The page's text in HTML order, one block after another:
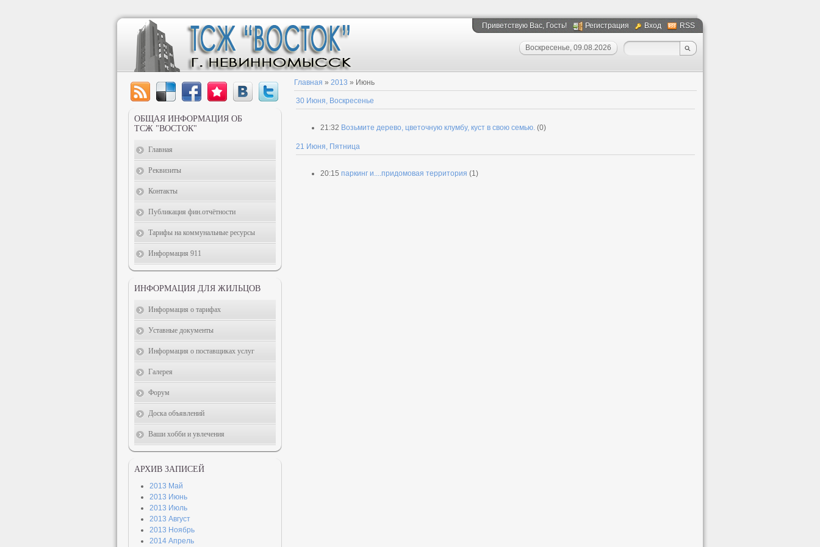
Приветствую Вас, Гость! Регистрация Вход RSS
Воскресенье, 09.08.2026
Главная » 2013 » Июнь
30 Июня, Воскресенье
21:32 Возьмите дерево, цветочную клумбу, куст в свою семью. (0)
21 Июня, Пятница
20:15 паркинг и....придомовая территория (1)
ОБЩАЯ ИНФОРМАЦИЯ ОБ
ТСЖ "ВОСТОК"
Главная
Реквизиты
Контакты
Публикация фин.отчётности
Тарифы на коммунальные ресурсы
Информация 911
ИНФОРМАЦИЯ ДЛЯ ЖИЛЬЦОВ
Информация о тарифах
Уставные документы
Информация о поставщиках услуг
Галерея
Форум
Доска объявлений
Ваши хобби и увлечения
АРХИВ ЗАПИСЕЙ
2013 Май
2013 Июнь
2013 Июль
2013 Август
2013 Ноябрь
2014 Апрель